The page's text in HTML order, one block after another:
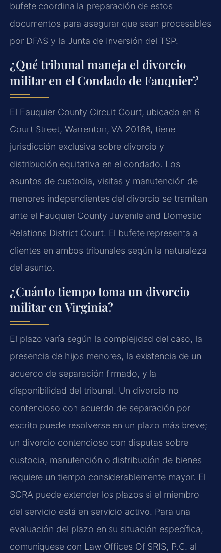
bufete coordina la preparación de estos
documentos para asegurar que sean procesables
por DFAS y la Junta de Inversión del TSP.
¿Qué tribunal maneja el divorcio
militar en el Condado de Fauquier?
El Fauquier County Circuit Court, ubicado en 6
Court Street, Warrenton, VA 20186, tiene
jurisdicción exclusiva sobre divorcio y
distribución equitativa en el condado. Los
asuntos de custodia, visitas y manutención de
menores independientes del divorcio se tramitan
ante el Fauquier County Juvenile and Domestic
Relations District Court. El bufete representa a
clientes en ambos tribunales según la naturaleza
del asunto.
¿Cuánto tiempo toma un divorcio
militar en Virginia?
El plazo varía según la complejidad del caso, la
presencia de hijos menores, la existencia de un
acuerdo de separación firmado, y la
disponibilidad del tribunal. Un divorcio no
contencioso con acuerdo de separación por
escrito puede resolverse en un plazo más breve;
un divorcio contencioso con disputas sobre
custodia, manutención o distribución de bienes
requiere un tiempo considerablemente mayor. El
SCRA puede extender los plazos si el miembro
del servicio está en servicio activo. Para una
evaluación del plazo en su situación específica,
comuníquese con Law Offices Of SRIS, P.C. al